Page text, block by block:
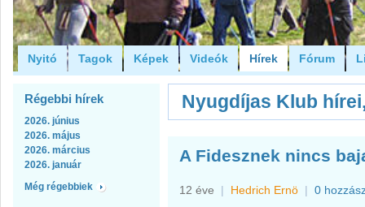
Nyitó Tagok Képek Videók Hírek Fórum
Régebbi hírek
2026. június
2026. május
2026. március
2026. január
Még régebbiek
Nyugdíjas Klub
A Fidesznek nincs
12 éve | Hedrich Ernö | 0